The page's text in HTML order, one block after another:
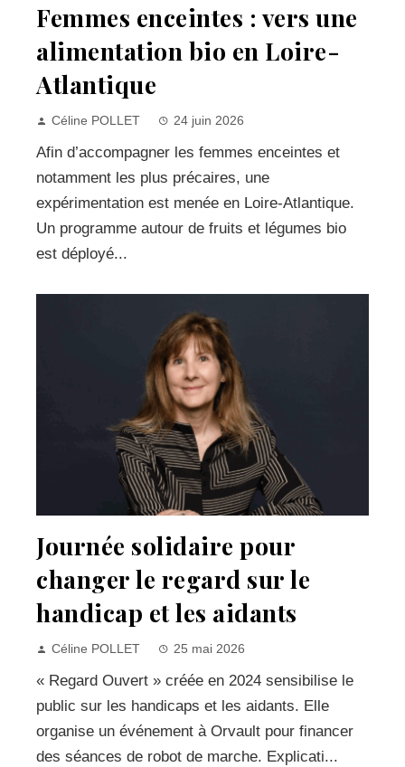
Femmes enceintes : vers une
alimentation bio en Loire-
Atlantique
Céline POLLET 24 juin 2026
Afin d’accompagner les femmes enceintes et
notamment les plus précaires, une
expérimentation est menée en Loire-Atlantique.
Un programme autour de fruits et légumes bio
est déployé...
Journée solidaire pour
changer le regard sur le
handicap et les aidants
Céline POLLET 25 mai 2026
« Regard Ouvert » créée en 2024 sensibilise le
public sur les handicaps et les aidants. Elle
organise un événement à Orvault pour financer
des séances de robot de marche. Explicati...